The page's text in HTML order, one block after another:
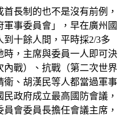
長制的也不是沒有前例，
事委員會」，早在廣州國
十餘人間，平時採2/3多
，主席與委員一人即可決
戰）、抗戰（第二次世界
衛、胡漢民等人都當過軍事
政府成立最高國防會議，
會委員長擔任會議主席，